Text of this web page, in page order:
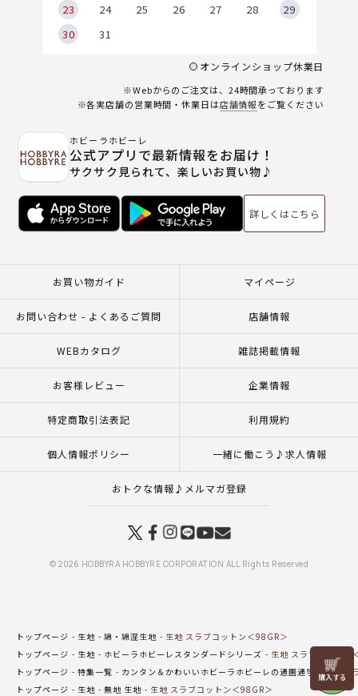
リリヤン
フェア
23
24 25 26 27 28
29
30
31
オンラインショップ休業日
※Webからのご注文は、24時間承っております
※各実店舗の営業時間・休業日は店舗情報をご覧ください
ホビーラホビーレ
公式アプリで最新情報をお届け！
サクサク見られて、楽しいお買い物♪
詳しくはこちら
お買い物ガイド マイページ
お問い合わせ - よくあるご質問 店舗情報
WEBカタログ 雑誌掲載情報
お客様レビュー 企業情報
特定商取引法表記 利用規約
個人情報ポリシー 一緒に働こう♪求人情報
おトクな情報♪メルマガ登録
© 2026 HOBBYRA HOBBYRE CORPORATION ALL Rights Reserved
トップページ 生地 綿・綿混生地
生地 スラブコットン＜98GR＞
トップページ
生地 ホビーラホビーレスタンダードシリーズ
生地 スラブコットン
トップページ
特集一覧 カンタン＆かわいいホビーラホビーレの通園通学
生地 ス
トップページ
生地 無地 生地 生地 スラブコットン＜98GR＞